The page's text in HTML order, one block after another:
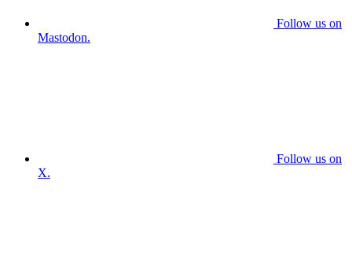
Follow us on
Mastodon.
Follow us on
X.